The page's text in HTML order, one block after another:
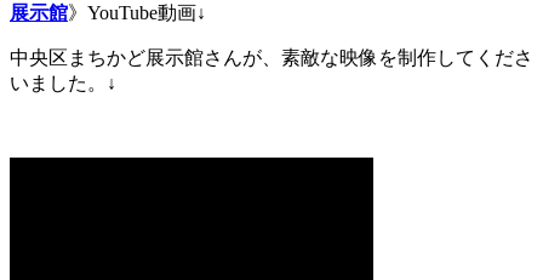
展示館》YouTube動画↓
中央区まちかど展示館さんが、素敵な映像を制作してくださ
いました。↓